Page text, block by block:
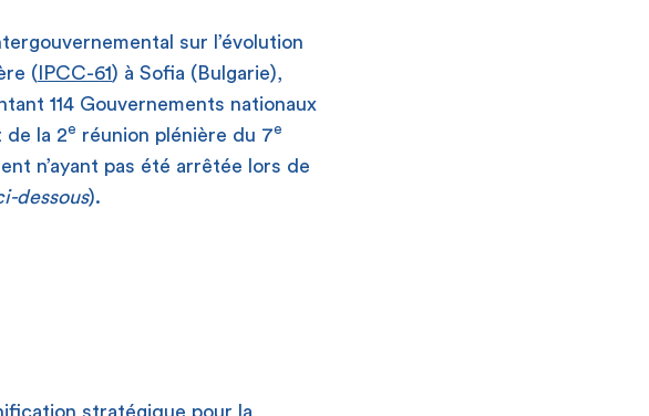
sur l’évolution
( IPCC-61) à Sofia (Bulgarie),
114 Gouvernements nationaux
de la 2e réunion plénière du 7e
n’ayant pas été arrêtée lors de
dessous).
stratégique pour la